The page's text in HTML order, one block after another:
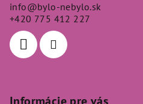
info@bylo-nebylo.sk
+420 775 412 227